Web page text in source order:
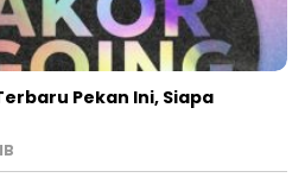
Pekan Ini, Siapa